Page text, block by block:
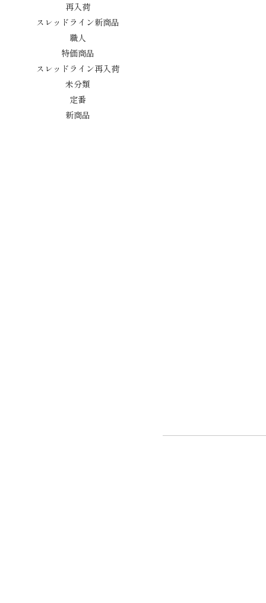
再入荷
スレッドライン新商品
職人
特価商品
スレッドライン再入荷
未分類
定番
新商品